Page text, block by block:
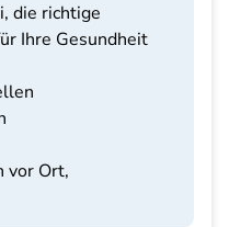
die richtige
Ihre Gesundheit
vor Ort,